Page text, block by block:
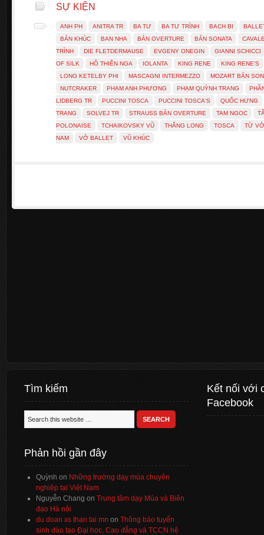
SỰ KIỆN
ANH PH ANITRA TR BA TƯ BA TƯ TRÌNH BACH BI
BẢN KHÚC
BAN NHA BẢN OVERTURE BẢN SONATA
TRÌNH
DIE FLETDERMAUSE EVGENY ONEGIN
GIANNI SCHICCI
OF SILK
HỒ THIÊN NGA IOLANTA KING RENE
KING RENE'S
LONG KETELBY PHI
MASCAGNI INTERMEZZO
MOZART BẢN
NUTCRAKER
PHẠM ANH PHƯƠNG PHẠM QUỲNH TRANG
LIDBERG TR
PUCCINI TOSCA PUCCINI TOSCA'S
QUỐC HƯNG
TRANG
SOLVEJ TR STRAUSS BẢN OVERTURE TAM NGOC
POLONAISE
TCHAIKOVSKY VŨ THĂNG LONG TOSCA
TỪ
NAM
VỞ BALLET VŨ KHÚC
Tìm kiếm
Phản hồi gần đây
Quỳnh on Những trường dạy múa chuyên
nghiệp tại Việt Nam
Nguyễn Chang on Trung tâm dạy Múa và Biên
đạo Hà nội
du doan xs than tai mn on Thông báo tuyển
sinh đào tạo Đại học, Cao đẳng và TCCN hệ
Kết nối với
Facebook